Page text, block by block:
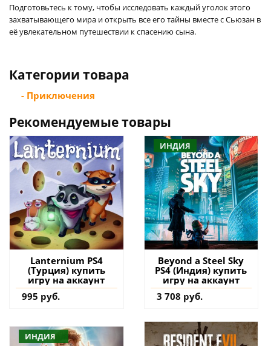
Подготовьтесь к тому, чтобы исследовать каждый уголок этого
захватывающего мира и открыть все его тайны вместе с Сьюзан в
её увлекательном путешествии к спасению сына.
Категории товара
- Приключения
Рекомендуемые товары
Lanternium PS4
(Турция) купить
игру на аккаунт
995 руб.
ИНДИЯ
Beyond a Steel Sky
PS4 (Индия) купить
игру на аккаунт
3 708 руб.
ИНДИЯ